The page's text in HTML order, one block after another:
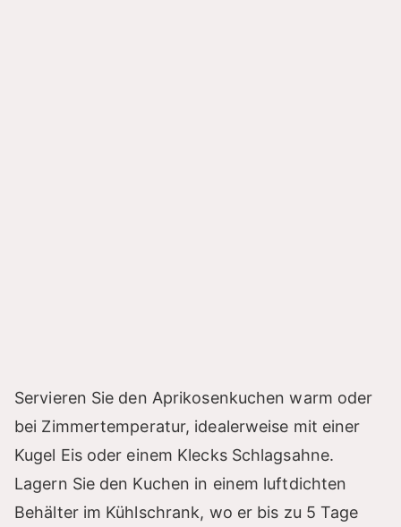
Servieren Sie den Aprikosenkuchen warm oder
bei Zimmertemperatur, idealerweise mit einer
Kugel Eis oder einem Klecks Schlagsahne.
Lagern Sie den Kuchen in einem luftdichten
Behälter im Kühlschrank, wo er bis zu 5 Tage